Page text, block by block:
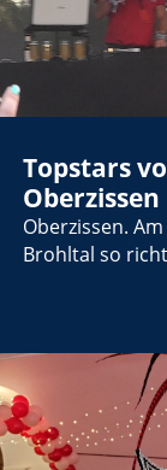
Topstars
Oberzissen.
Brohltal so